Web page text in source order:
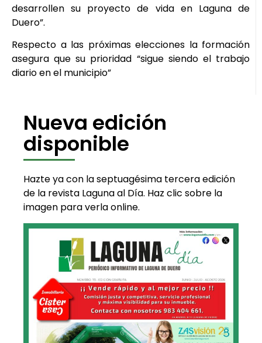
desarrollen su proyecto de vida en Laguna de
Duero”.
Respecto a las próximas elecciones la formación
asegura que su prioridad “sigue siendo el trabajo
diario en el municipio”
Nueva edición
disponible
Hazte ya con la septuagésima tercera edición
de la revista Laguna al Día. Haz clic sobre la
imagen para verla online.